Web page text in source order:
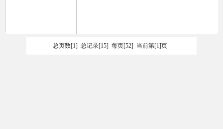
总页数[1] 总记录[15] 每页[52] 当前第[1]页